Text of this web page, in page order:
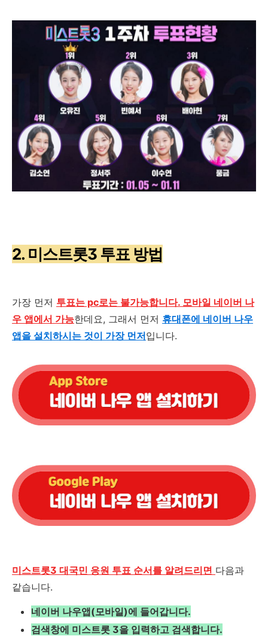
2. 미스트롯3 투표 방법
가장 먼저 투표는 pc로는 불가능합니다. 모바일 네이버 나
우 앱에서 가능한데요, 그래서 먼저 휴대폰에 네이버 나우
앱을 설치하시는 것이 가장 먼저입니다.
미스트롯3 대국민 응원 투표 순서를 알려드리면 다음과
같습니다.
네이버 나우앱(모바일)에 들어갑니다.
검색창에 미스트롯 3을 입력하고 검색합니다.